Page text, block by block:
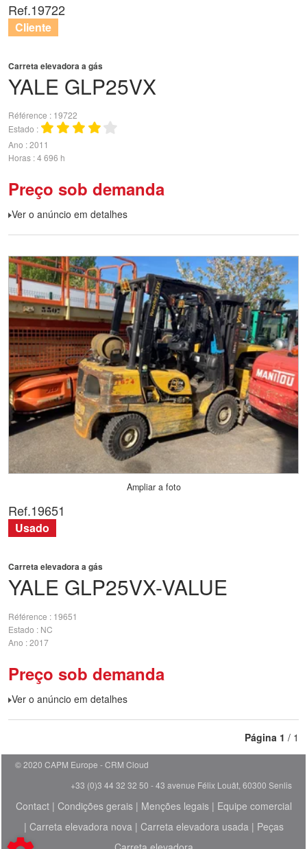
YALE GLP25VX
Carreta elevadora a gás
Référence
19722
Estado
Ano 2011
Horas 4 696 h
Preço sob demanda
Ver o anúncio em detalhes
Ref.19722
Cliente
Ampliar a foto
YALE GLP25VX-VALUE
Carreta elevadora a gás
Référence
19651
Estado
NC
Ano 2017
Preço sob demanda
Ver o anúncio em detalhes
Ref.19651
Usado
Página 1 / 1
© 2020 CAPM Europe
CRM Cloud
+33 (0)3 44 32 32 50 - 43 avenue Félix Louât, 60300 Senlis
Contact| Condições gerais| Menções legais| Equipe comercial
| Carreta elevadora nova| Carreta elevadora usada| Peças